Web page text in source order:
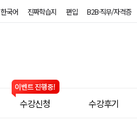
한국어 진짜학습지 편입 B2B·직무/자격증
수강신청 수강후기